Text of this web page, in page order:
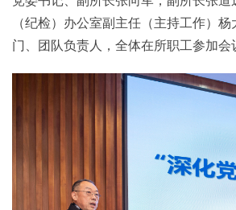
（纪检）办公室副主任（主持工作）
门、团队负责人，全体在所职工参加会